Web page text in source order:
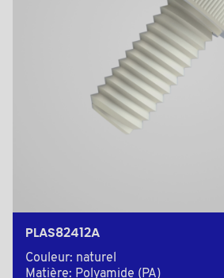
PLAS82412A
Couleur: naturel
Matière: Polyamide (PA)